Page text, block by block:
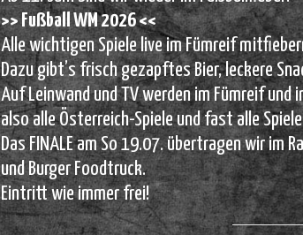
>> Fußball WM 2026 <<
Alle wichtigen Spiele live im Fümreif
Dazu gibt’s frisch gezapftes Bier, leckere
Auf Leinwand und TV werden im Fümreif
also alle Österreich-Spiele und fast alle
Das FINALE am So 19.07. übertragen wir im
und Burger Foodtruck.
Eintritt wie immer frei!